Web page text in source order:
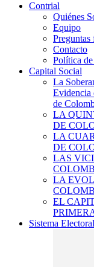
Contrial
Quiénes
Equipo
Preguntas
Contacto
Política
Capital Social
La
Evidencia
de
LA
DE
LA
DE
LAS
LA
EL
Sistema